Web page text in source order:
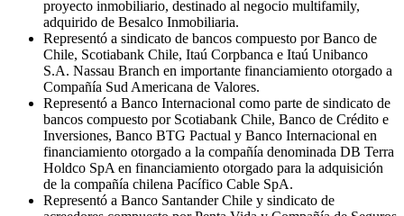
proyecto inmobiliario, destinado al negocio multifamily,
adquirido de Besalco Inmobiliaria.
Representó a sindicato de bancos compuesto por Banco de
Chile, Scotiabank Chile, Itaú Corpbanca e Itaú Unibanco
S.A. Nassau Branch en importante financiamiento otorgado a
Compañía Sud Americana de Valores.
Representó a Banco Internacional como parte de sindicato de
bancos compuesto por Scotiabank Chile, Banco de Crédito e
Inversiones, Banco BTG Pactual y Banco Internacional en
financiamiento otorgado a la compañía denominada DB Terra
Holdco SpA en financiamiento otorgado para la adquisición
de la compañía chilena Pacífico Cable SpA.
Representó a Banco Santander Chile y sindicato de